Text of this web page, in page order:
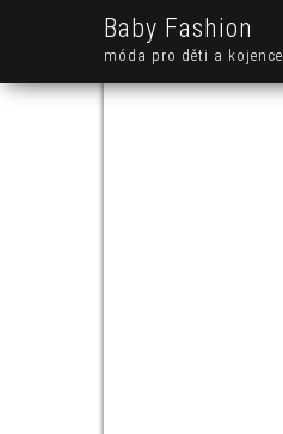
Baby Fashion
móda pro děti a kojence